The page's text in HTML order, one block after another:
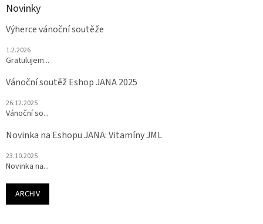
Novinky
Výherce vánoční soutěže
1.2.2026
Gratulujem...
Vánoční soutěž Eshop JANA 2025
26.12.2025
Vánoční so...
Novinka na Eshopu JANA: Vitamíny JML
23.10.2025
Novinka na...
ARCHIV